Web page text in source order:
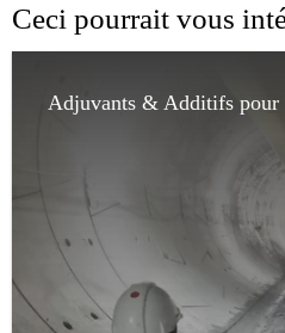
Ceci pourrait vous
Adjuvants & Additifs pour